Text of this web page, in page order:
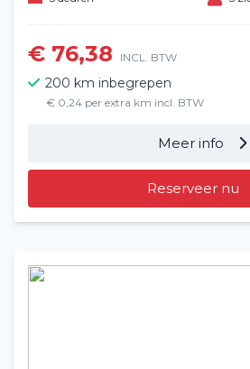
€ 76,38 INCL. BTW
200 km inbegrepen
€ 0,24 per extra km incl. BTW
Meer info
Reserveer nu